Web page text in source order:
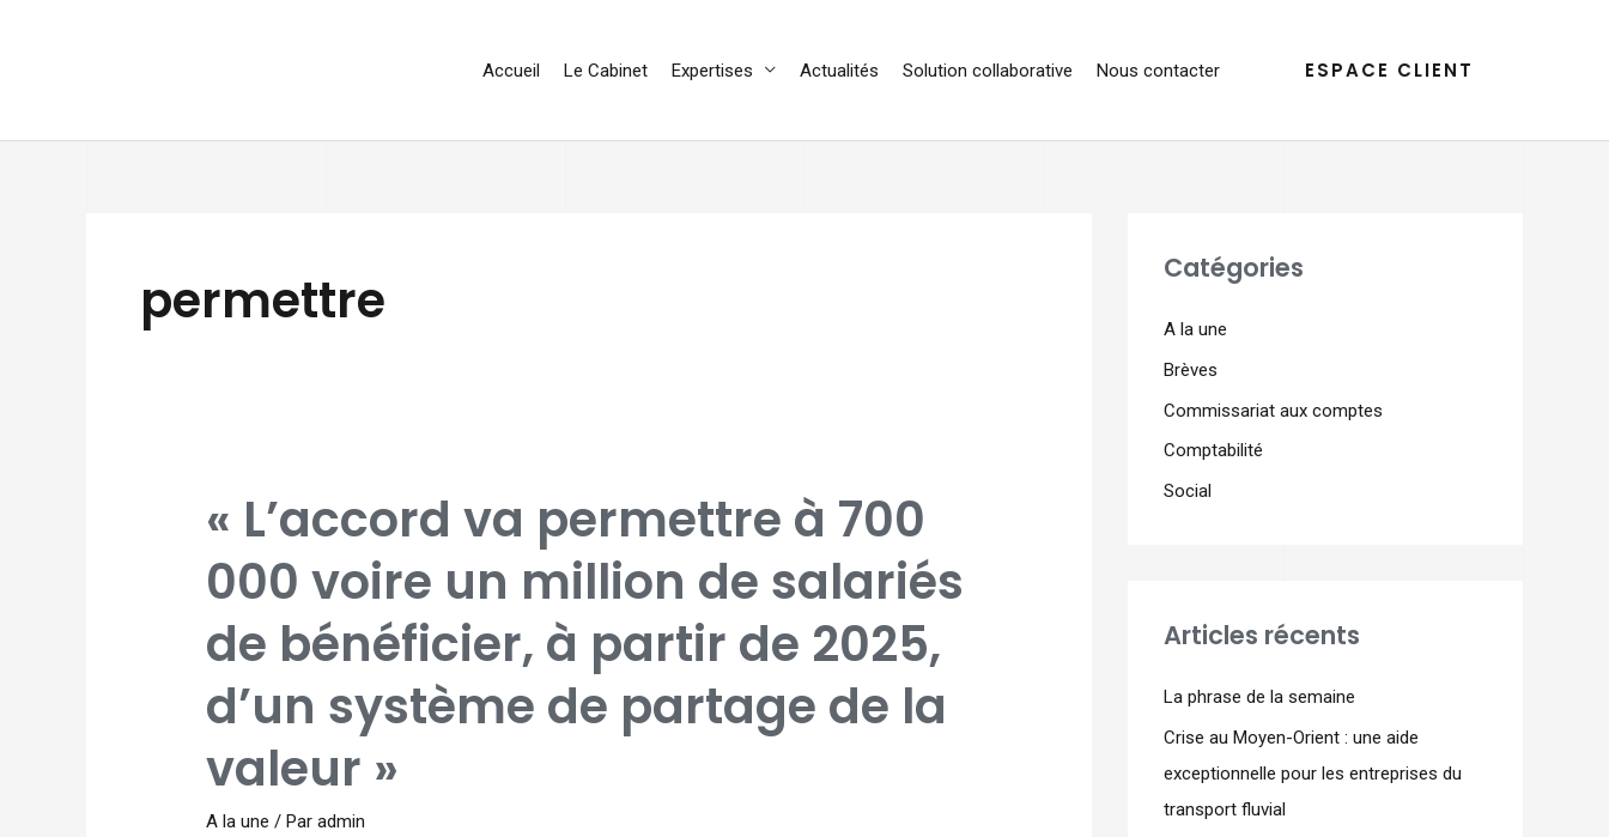
Accueil Le Cabinet Expertises Actualités Solution collaborative Nous contacter ESPACE CLIENT
permettre
« L’accord va permettre à 700
000 voire un million de salariés
de bénéficier, à partir de 2025,
d’un système de partage de la
valeur »
A la une / Paradmin
VA
PERMETTRE
À
000
VOIRE
UN
SALARIÉS
DE
BÉNÉFICIER,
PARTIR
DE
2025,
SYSTÈME
DE
PARTAGE
VALEUR »
Catégories
A la une
Brèves
Commissariat aux comptes
Comptabilité
Social
Articles récents
La phrase de la semaine
Crise au Moyen-Orient : une aide
exceptionnelle pour les entreprises du
transport fluvial